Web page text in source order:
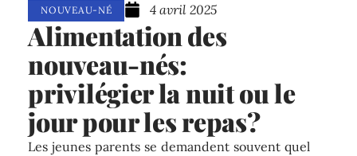
NOUVEAU-NÉ 4 avril 2025
Alimentation des
nouveau-nés:
privilégier la nuit ou le
jour pour les repas?
Les jeunes parents se demandent souvent quel